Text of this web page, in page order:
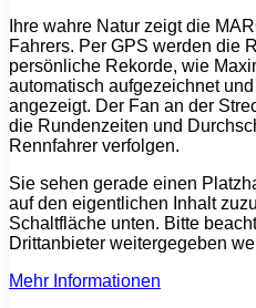
Ihre wahre Natur zeigt die
Fahrers. Per GPS werden die
persönliche Rekorde, wie
automatisch aufgezeichnet
angezeigt. Der Fan an der
die Rundenzeiten und
Rennfahrer verfolgen.
Sie sehen gerade einen
auf den eigentlichen Inhalt
Schaltfläche unten. Bitte
Drittanbieter weitergegeben
Mehr Informationen